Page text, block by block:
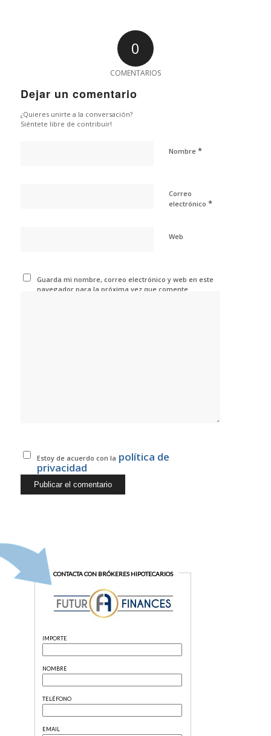
0
COMENTARIOS
Dejar un comentario
¿Quieres unirte a la conversación?
Siéntete libre de contribuir!
Nombre *
Correo
electrónico *
Web
Guarda mi nombre, correo electrónico y web en este
navegador para la próxima vez que comente.
Estoy de acuerdo con la política de
privacidad